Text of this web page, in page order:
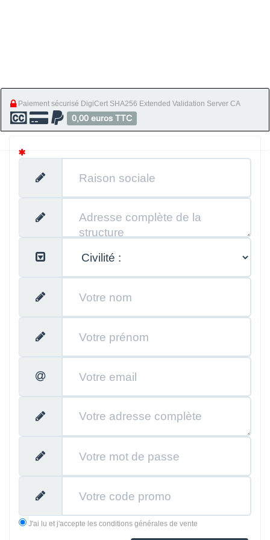
Paiement sécurisé DigiCert SHA256 Extended Validation Server CA
0,00 euros TTC
J'ai lu et j'accepte les conditions générales de vente